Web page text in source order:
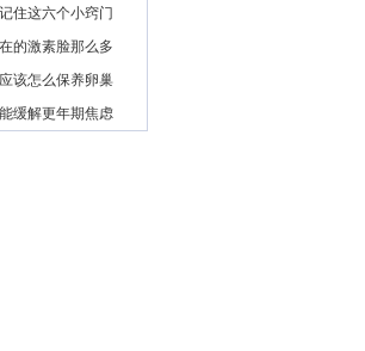
住这六个小窍门
的激素脸那么多
该怎么保养卵巢
缓解更年期焦虑